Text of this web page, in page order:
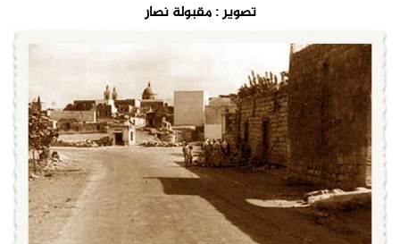
تصوير : مقبولة نصار